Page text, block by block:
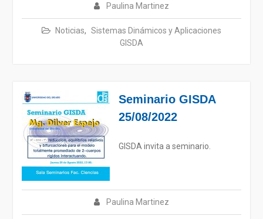
Paulina Martinez
Noticias, Sistemas Dinámicos y Aplicaciones
GISDA
Seminario GISDA
25/08/2022
Paulina Martinez
GISDA invita a seminario.